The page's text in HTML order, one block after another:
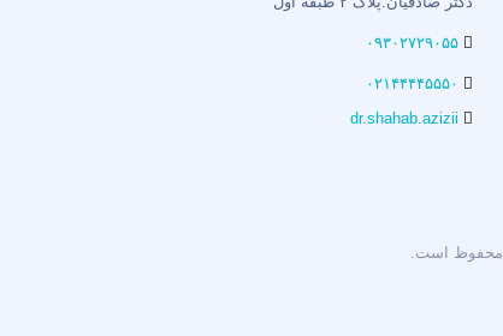
۰۹۳۰۲۷۲۹۰۵۵
۰۲۱۴۴۴۴۵۵۵۰
dr.shahab.azizii
محفوظ است.